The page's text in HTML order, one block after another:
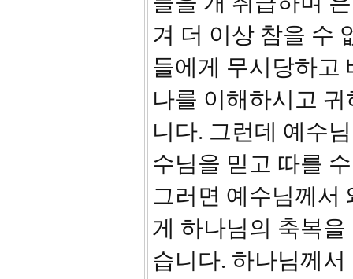
겨 더 이상 참을 수
들에게 무시당하고
나를 이해하시고
니다. 그런데 예수
수님을 믿고 따를
그러면 예수님께서
게 하나님의 축복
습니다. 하나님께